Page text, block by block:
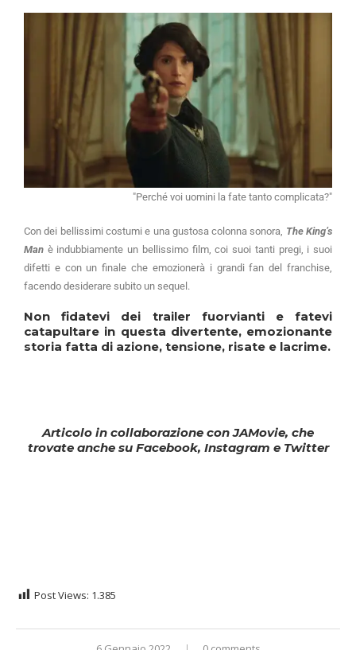
"Perché voi uomini la fate tanto complicata?"
Con dei bellissimi costumi e una gustosa colonna sonora, The King’s
Man è indubbiamente un bellissimo film, coi suoi tanti pregi, i suoi
difetti e con un finale che emozionerà i grandi fan del franchise,
facendo desiderare subito un sequel.
Non fidatevi dei trailer fuorvianti e fatevi
catapultare in questa divertente, emozionante
storia fatta di azione, tensione, risate e lacrime.
Articolo in collaborazione conJAMovie, che
trovate anche su Facebook, Instagram e Twitter
Post Views: 1.385